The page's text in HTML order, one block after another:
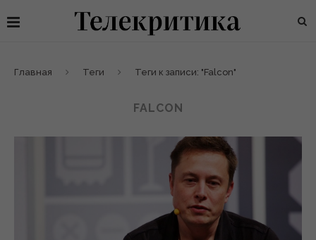
Главная Теги Теги к записи: "Falcon"
FALCON